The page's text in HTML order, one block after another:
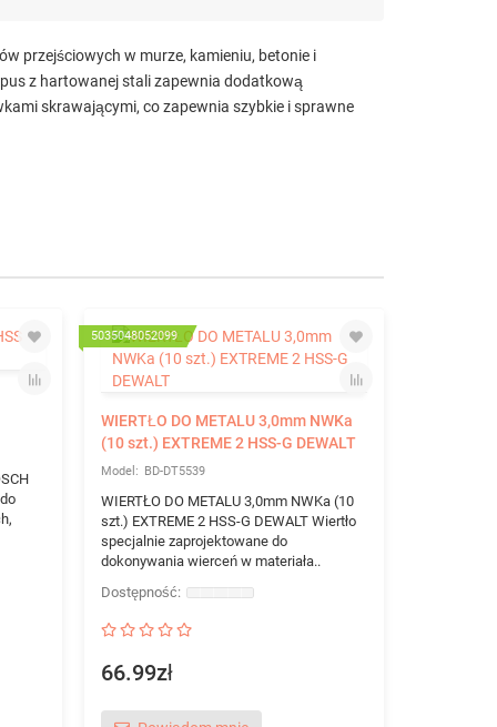
przejściowych w murze, kamieniu, betonie i
z hartowanej stali zapewnia dodatkową
skrawającymi, co zapewnia szybkie i sprawne
5035048052099
WIERTŁO DO METALU 3,0mm NWKa
(10 szt.) EXTREME 2 HSS-G DEWALT
BD-DT5539
WIERTŁO DO METALU 3,0mm NWKa (10
szt.) EXTREME 2 HSS-G DEWALT Wiertło
specjalnie zaprojektowane do
dokonywania wierceń w materiała..
66.99zł